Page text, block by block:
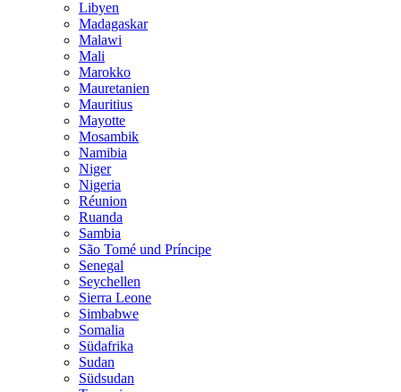
Libyen
Madagaskar
Malawi
Mali
Marokko
Mauretanien
Mauritius
Mayotte
Mosambik
Namibia
Niger
Nigeria
Réunion
Ruanda
Sambia
São Tomé und Príncipe
Senegal
Seychellen
Sierra Leone
Simbabwe
Somalia
Südafrika
Sudan
Südsudan